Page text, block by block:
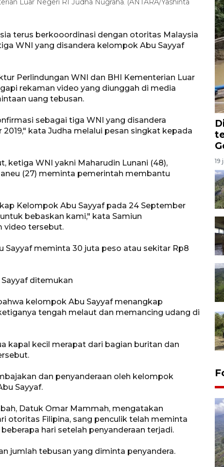
Luar Negeri RI Judha Nugraha. (ANTARA/Yashinta
terus berkooordinasi dengan otoritas Malaysia
WNI yang disandera kelompok Abu Sayyaf
Perlindungan WNI dan BHI Kementerian Luar
rekaman video yang diunggah di media
uang tebusan.
sebagai tiga WNI yang disandera
kata Judha melalui pesan singkat kepada
ketiga WNI yakni Maharudin Lunani (48),
(27) meminta pemerintah membantu
Kelompok Abu Sayyaf pada 24 September
bebaskan kami," kata Samiun
video tersebut.
Sayyaf meminta 30 juta peso atau sekitar Rp8
ditemukan
kelompok Abu Sayyaf menangkap
tengah melaut dan memancing udang di
kapal kecil merapat dari bagian buritan dan
dan penyanderaan oleh kelompok
Sayyaf.
Datuk Omar Mammah, mengatakan
otoritas Filipina, sang penculik telah meminta
hari setelah penyanderaan terjadi.
jumlah tebusan yang diminta penyandera.
19